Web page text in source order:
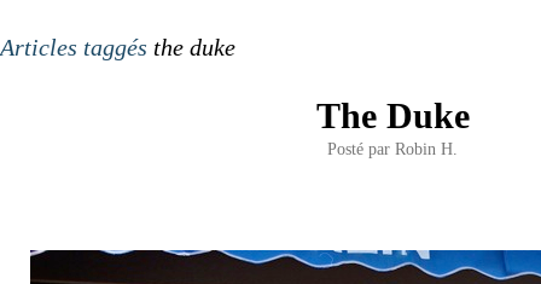
Articles taggés the duke
The Duke
Posté par Robin H.